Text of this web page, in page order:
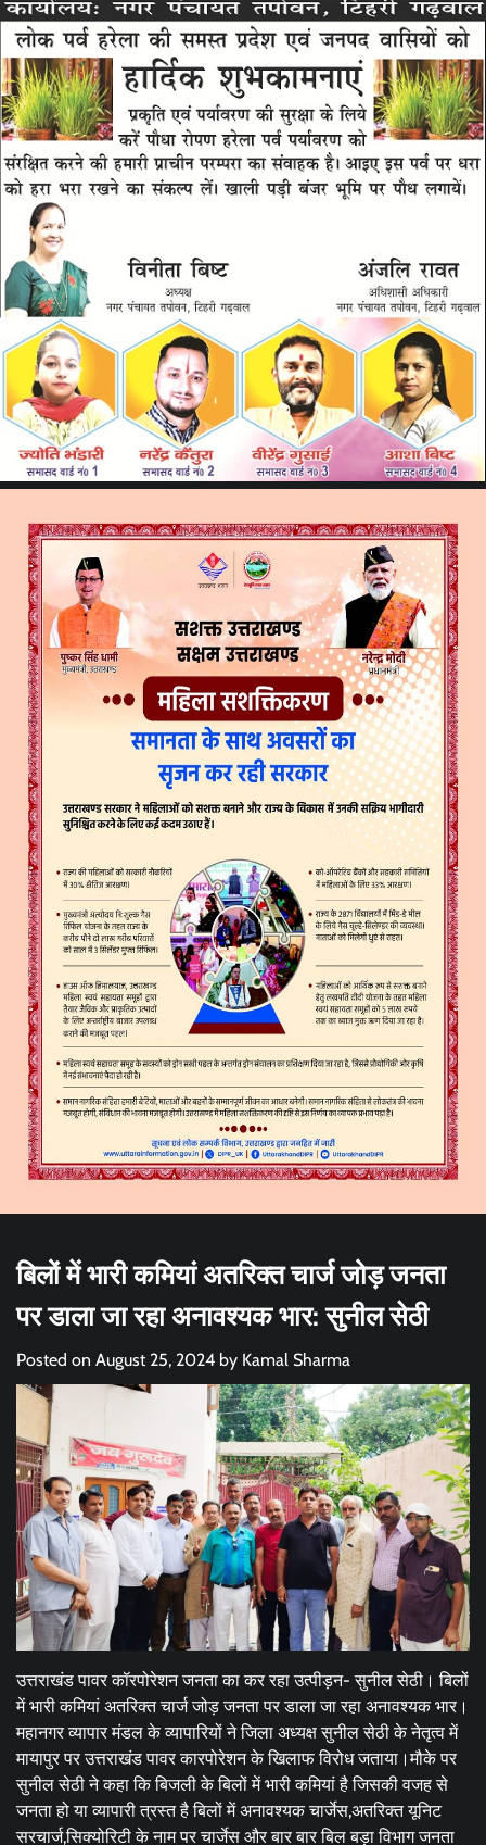
बिलों में भारी कमियां अतरिक्त चार्ज जोड़ जनता
पर डाला जा रहा अनावश्यक भार: सुनील सेठी
Posted on August 25, 2024 by Kamal Sharma
उत्तराखंड पावर कॉरपोरेशन जनता का कर रहा उत्पीड़न- सुनील सेठी। बिलों
में भारी कमियां अतरिक्त चार्ज जोड़ जनता पर डाला जा रहा अनावश्यक भार।
महानगर व्यापार मंडल के व्यापारियों ने जिला अध्यक्ष सुनील सेठी के नेतृत्व में
मायापुर पर उत्तराखंड पावर कारपोरेशन के खिलाफ विरोध जताया।मौके पर
सुनील सेठी ने कहा कि बिजली के बिलों में भारी कमियां है जिसकी वजह से
जनता हो या व्यापारी त्रस्त है बिलों में अनावश्यक चार्जेस,अतरिक्त यूनिट
सरचार्ज,सिक्योरिटी के नाम पर चार्जेस और बार बार बिल बड़ा विभाग जनता